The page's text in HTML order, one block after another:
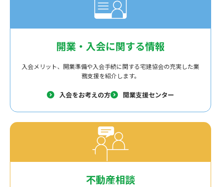
開業・入会に関する情報
入会メリット、開業準備や入会手続に関する宅建協会の充実した業
務支援を紹介します。
入会をお考えの方 開業支援センター
不動産相談